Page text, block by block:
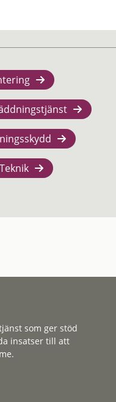
Teknik
som ger stöd
insatser till att